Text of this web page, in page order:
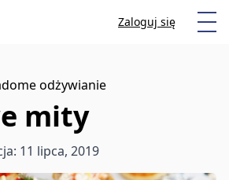
Zaloguj się
aby wyszukać artykuły
odżywianie
mity
11 lipca, 2019